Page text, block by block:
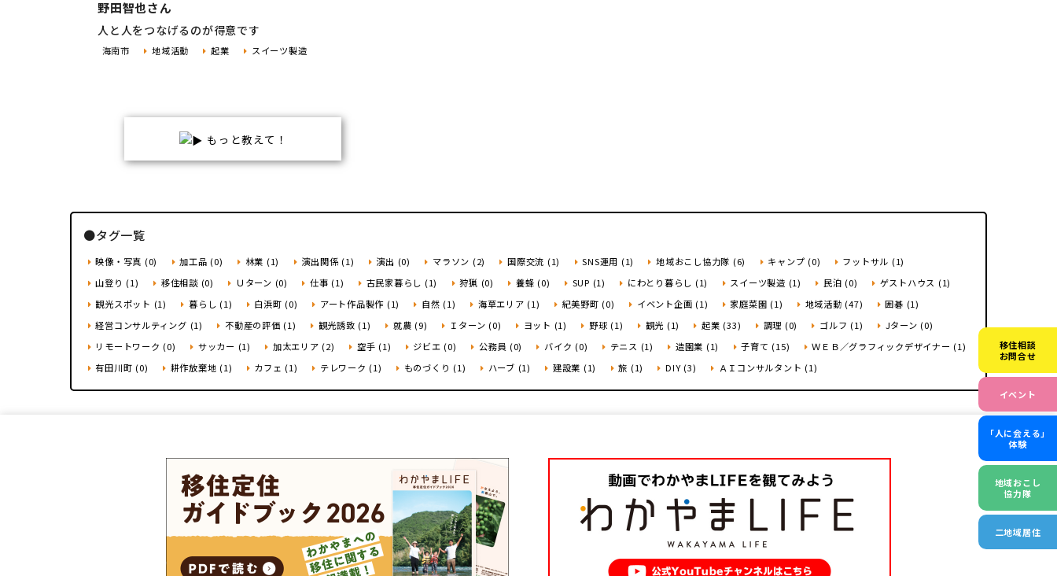
移住相談
お問合せ
イベント
「人に会える」
体験
地域おこし
協力隊
二地域居住
野田智也さん
人と人をつなげるのが得意です
海南市 地域活動 起業 スイーツ製造
もっと教えて！
●タグ一覧
映像・写真 (0) 加工品 (0) 林業 (1) 演出関係 (1) 演出 (0) マラソン (2) 国際交流 (1) SNS運用 (1) 地域おこし協力隊 (6) キャンプ (0)
フットサル (1)
山登り (1)
移住相談 (0) Ｕターン (0) 仕事 (1) 古民家暮らし (1) 狩猟 (0) 養蜂 (0) SUP (1) にわとり暮らし (1) スイーツ製造 (1) 民泊 (0)
ゲストハウス (1)
観光スポット (1)
暮らし (1) 白浜町 (0) アート作品製作 (1) 自然 (1) 海草エリア (1) 紀美野町 (0) イベント企画 (1) 家庭菜園 (1) 地域活動 (47)
囲碁 (1)
経営コンサルティング (1)
不動産の評価 (1) 観光誘致 (1) 就農 (9) Ｉターン (0) ヨット (1) 野球 (1) 観光 (1) 起業 (33) 調理 (0) ゴルフ (1)
Jターン (0)
リモートワーク (0)
サッカー (1) 加太エリア (2) 空手 (1) ジビエ (0) 公務員 (0) バイク (0) テニス (1) 造園業 (1) 子育て (15)
ＷＥＢ／グラフィックデザイナー (1)
有田川町 (0)
耕作放棄地 (1) カフェ (1) テレワーク (1) ものづくり (1) ハーブ (1) 建設業 (1) 旅 (1) DIY (3) ＡＩコンサルタント (1)